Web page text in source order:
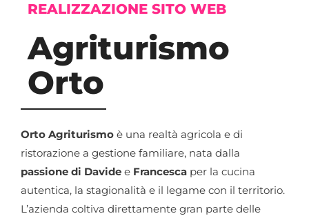
REALIZZAZIONE SITO WEB
Agriturismo
Orto
Orto Agriturismo è una realtà agricola e di
ristorazione a gestione familiare, nata dalla
passione di Davide e Francesca per la cucina
autentica, la stagionalità e il legame con il territorio.
L’azienda coltiva direttamente gran parte delle